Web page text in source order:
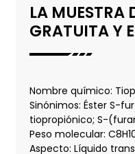
LA MUESTRA
GRATUITA Y
Nombre químico:
Sinónimos: Éster S-
tiopropiónico; S-
Peso molecular:
Aspecto: Líquido